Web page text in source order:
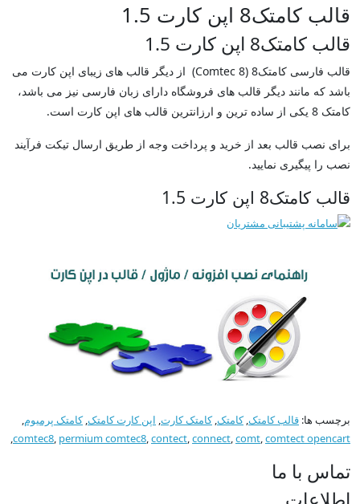
قالب کامتک8 اپن کارت 1.5
قالب کامتک8 اپن کارت 1.5
قالب فارسی کامتک8 (Comtec 8) از دیگر قالب های زیبای اپن کارت می
باشد که مانند دیگر قالب های فروشگاه دارای زبان فارسی نیز می باشد،
کامتک 8 یکی از ساده ترین و ارزانترین قالب های اپن کارت است.
برای نصب قالب بعد از خرید و پرداخت وجه از طریق ارسال تیکت فرآیند
نصب را پیگیری نمایید.
قالب کامتک8 اپن کارت 1.5
برچسب ها: قالب کامتک,کامتک,کامتک کارت, اپن کارت کامتک,کامتک پرمیوم,
comtec8, permium comtec8,contect,connect,comt,comtect opencart
,
تماس با ما